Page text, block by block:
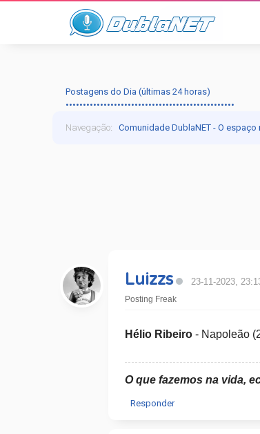
Postagens do Dia (últimas 24 horas)
•••••••••••••••••••••••••••••••••••••••••••••••••
Navegação:Comunidade DublaNET - O
Luizzs 23-11-2023,
Posting Freak
Hélio Ribeiro - Napoleão
O que fazemos na vida,
Responder